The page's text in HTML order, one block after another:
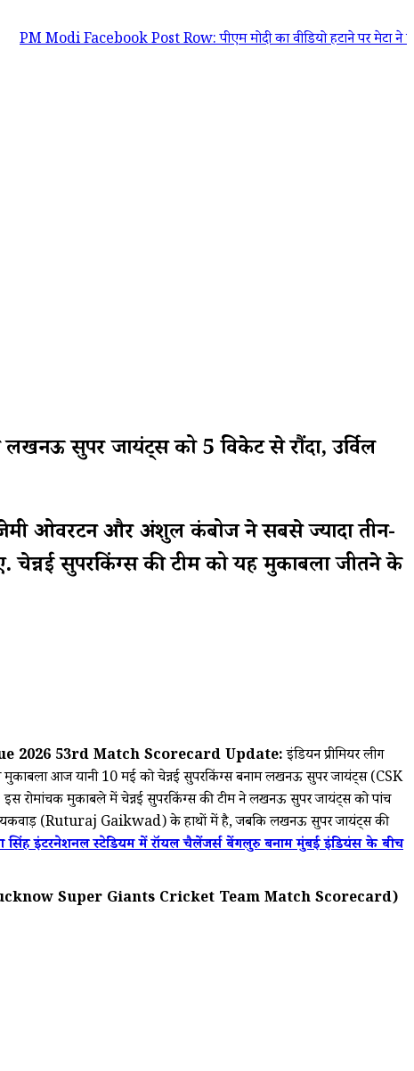
Facebook Post Row: पीएम मोदी का वीडियो हटाने पर मेटा ने मांगी
सुपर जायंट्स को 5 विकेट से रौंदा, उर्विल
ओवरटन और अंशुल कंबोज ने सबसे ज्यादा तीन-
सुपरकिंग्स की टीम को यह मुकाबला जीतने के
2026 53rd Match Scorecard Update:इंडियन प्रीमियर लीग
आज यानी 10 मई को चेन्नई सुपरकिंग्स बनाम लखनऊ सुपर जायंट्स (CSK
मुकाबले में चेन्नई सुपरकिंग्स की टीम ने लखनऊ सुपर जायंट्स को पांच
गायकवाड़ (Ruturaj Gaikwad) के हाथों में है, जबकि लखनऊ सुपर जायंट्स की
इंटरनेशनल स्टेडियम में रॉयल चैलेंजर्स बेंगलुरु बनाम मुंबई इंडियंस के बीच
Lucknow Super Giants Cricket Team Match Scorecard)